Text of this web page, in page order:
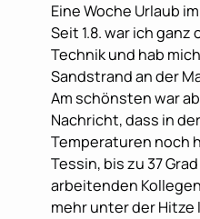
Eine Woche Urlaub
Seit 1.8. war ich
Technik und hab
Sandstrand an der
Am schönsten war
Nachricht, dass in
Temperaturen noch
Tessin, bis zu 37
arbeitenden
mehr unter der Hitze